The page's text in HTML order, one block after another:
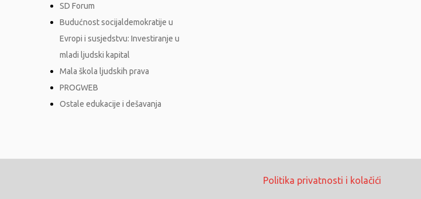
SD Forum
Budućnost socijaldemokratije u
Evropi i susjedstvu: Investiranje u
mladi ljudski kapital
Mala škola ljudskih prava
PROGWEB
Ostale edukacije i dešavanja
Politika privatnosti i kolačići